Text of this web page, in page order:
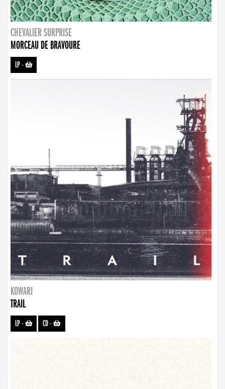
CHEVALIER SURPRISE
MORCEAU DE BRAVOURE
LP-
KOWARI
TRAIL
LP- CD-